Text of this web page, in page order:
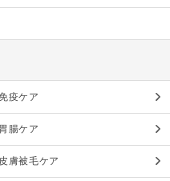
疫ケア
胃腸ケア
皮膚被毛ケア